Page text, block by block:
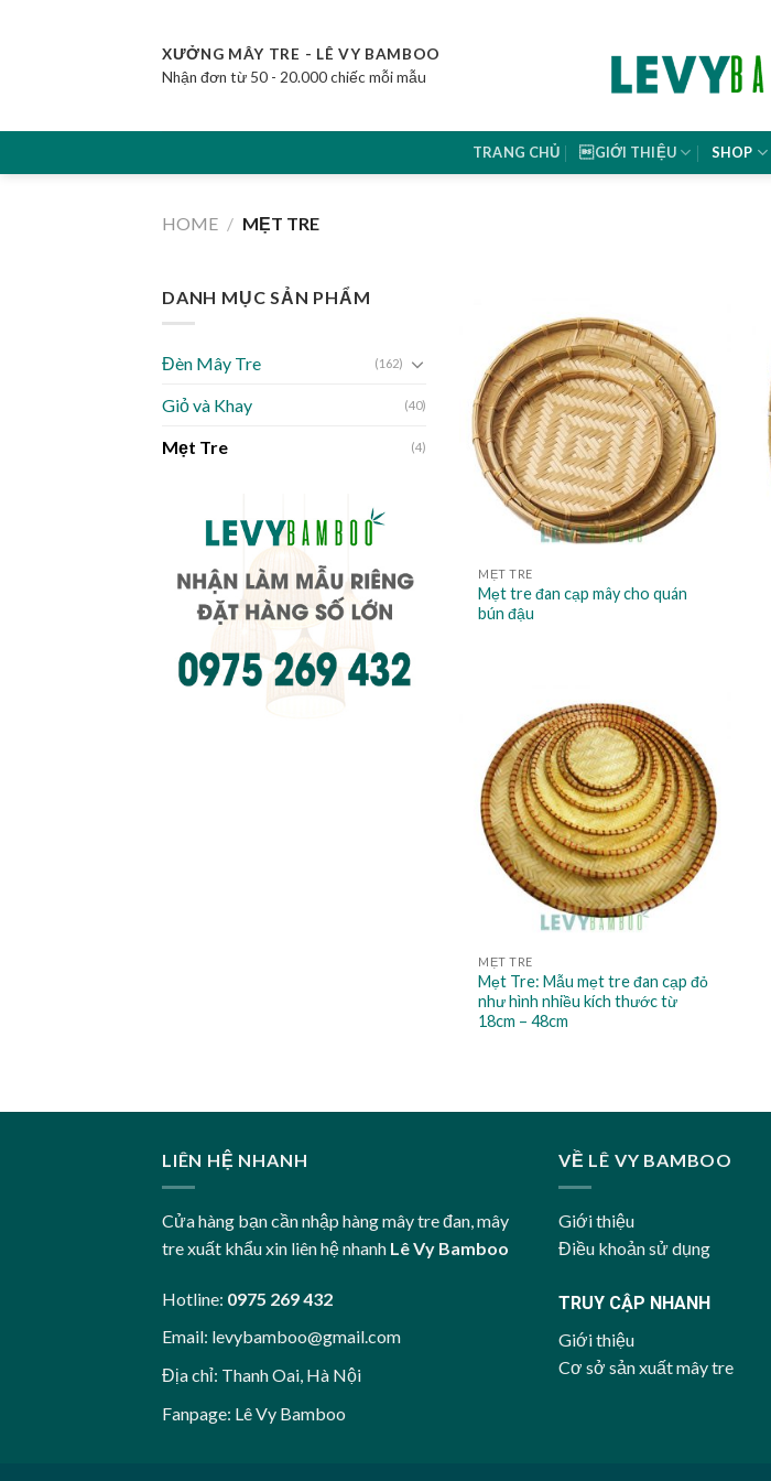
XƯỞNG MÂY TRE - LÊ VY BAMBOO
Nhận đơn từ 50 - 20.000 chiếc mỗi mẫu
TRANG CHỦ GIỚI THIỆU SHOP
HOME / MẸT TRE
DANH MỤC SẢN PHẨM
Đèn Mây Tre (162)
Giỏ và Khay (40)
Mẹt Tre (4)
MẸT TRE
Mẹt tre đan cạp mây cho quán
bún đậu
MẸT TRE
Mẹt Tre: Mẫu mẹt tre đan cạp đỏ
như hình nhiều kích thước từ
18cm – 48cm
LIÊN HỆ NHANH
Cửa hàng bạn cần nhập hàng mây tre đan, mây
tre xuất khẩu xin liên hệ nhanh Lê Vy Bamboo
Hotline: 0975 269 432
Email: levybamboo@gmail.com
Địa chỉ: Thanh Oai, Hà Nội
Fanpage: Lê Vy Bamboo
VỀ LÊ VY BAMBOO
Giới thiệu
Điều khoản sử dụng
TRUY CẬP NHANH
Giới thiệu
Cơ sở sản xuất mây tre